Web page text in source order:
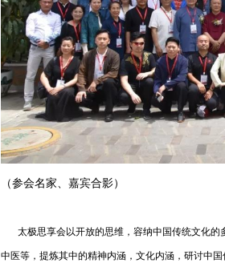
（参会名家、嘉宾合影）
太极思享会以开放的思维，容纳中国传统文化的
中医等，提炼其中的精神内涵，文化内涵，研讨中